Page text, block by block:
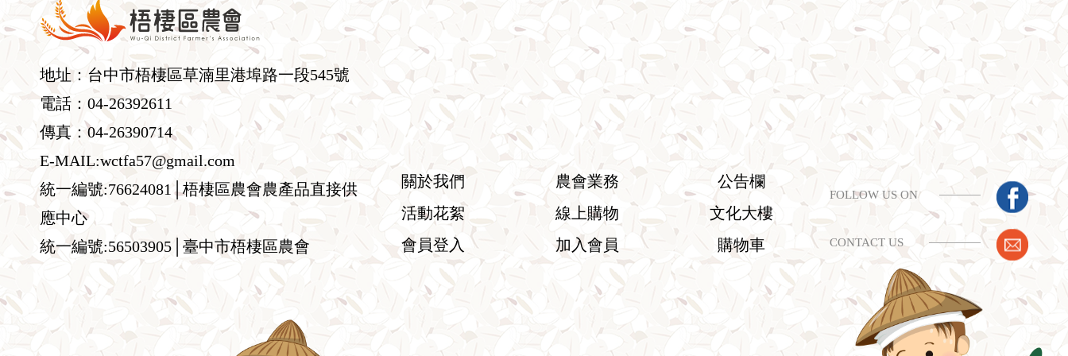
地址：台中市梧棲區草湳里港埠路一段545號
電話：04-26392611
傳真：04-26390714
E-MAIL:wctfa57@gmail.com
統一編號:76624081│梧棲區農會農產品直接供
應中心
統一編號:56503905│臺中市梧棲區農會
關於我們 農會業務
公告欄
活動花絮
線上購物
文化大樓
會員登入
加入會員 購物車
FOLLOW US ON
CONTACT US